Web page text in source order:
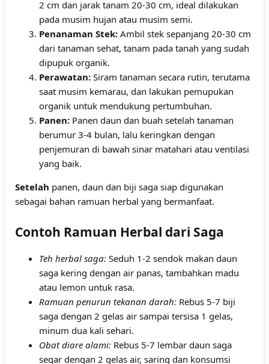
2 cm dan jarak tanam 20-30 cm, ideal dilakukan
pada musim hujan atau musim semi.
Penanaman Stek: Ambil stek sepanjang 20-30 cm
dari tanaman sehat, tanam pada tanah yang sudah
dipupuk organik.
Perawatan: Siram tanaman secara rutin, terutama
saat musim kemarau, dan lakukan pemupukan
organik untuk mendukung pertumbuhan.
Panen: Panen daun dan buah setelah tanaman
berumur 3-4 bulan, lalu keringkan dengan
penjemuran di bawah sinar matahari atau ventilasi
yang baik.
Setelah panen, daun dan biji saga siap digunakan
sebagai bahan ramuan herbal yang bermanfaat.
Contoh Ramuan Herbal dari Saga
Teh herbal saga: Seduh 1-2 sendok makan daun
saga kering dengan air panas, tambahkan madu
atau lemon untuk rasa.
Ramuan penurun tekanan darah: Rebus 5-7 biji
saga dengan 2 gelas air sampai tersisa 1 gelas,
minum dua kali sehari.
Obat diare alami: Rebus 5-7 lembar daun saga
segar dengan 2 gelas air, saring dan konsumsi